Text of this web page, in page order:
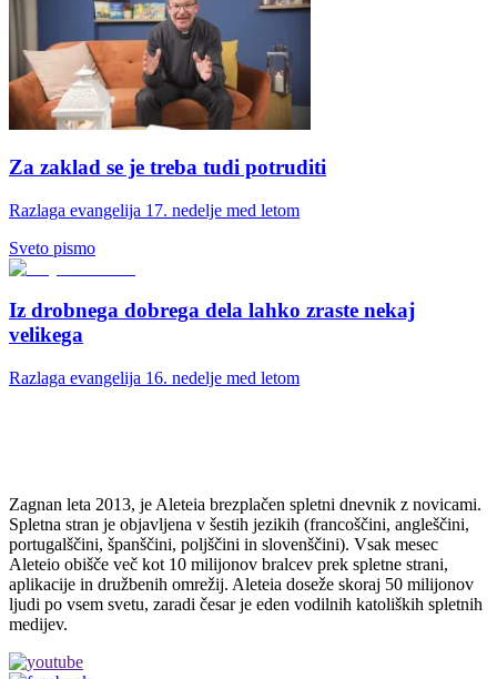
Za zaklad se je treba tudi potruditi
Razlaga evangelija 17. nedelje med letom
Sveto pismo
Iz drobnega dobrega dela lahko zraste nekaj
velikega
Razlaga evangelija 16. nedelje med letom
Zagnan leta 2013, je Aleteia brezplačen spletni dnevnik z novicami.
Spletna stran je objavljena v šestih jezikih (francoščini, angleščini,
portugalščini, španščini, poljščini in slovenščini). Vsak mesec
Aleteio obišče več kot 10 milijonov bralcev prek spletne strani,
aplikacije in družbenih omrežij. Aleteia doseže skoraj 50 milijonov
ljudi po vsem svetu, zaradi česar je eden vodilnih katoliških spletnih
medijev.